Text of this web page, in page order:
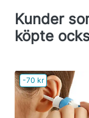
Kunder
köpte
-70 kr